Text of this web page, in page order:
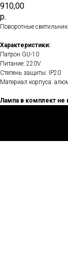
910,00
р.
Поворотные
Характеристики:
Патрон GU-10
Питание: 220V
Степень защиты: IP20
Материал корпуса:
Лампа в комплект не